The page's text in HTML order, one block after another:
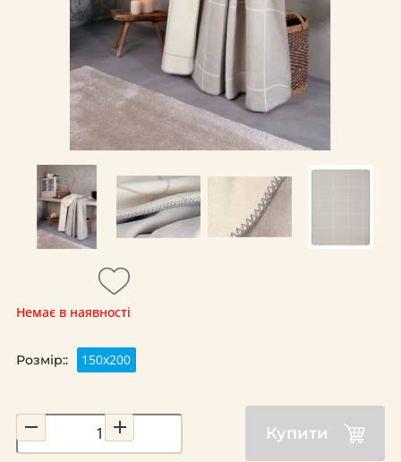
Немає в наявності
Розмір:: 150х200
Купити